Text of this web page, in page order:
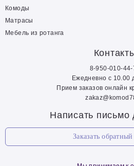
Комоды
Матрасы
Мебель из ротанга
8-950-010-44-
Ежедневно с 10.00
Прием заказов онлайн
Написать письмо
Заказать